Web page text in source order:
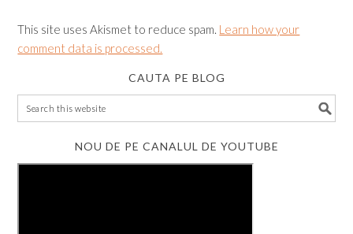
This site uses Akismet to reduce spam. Learn how your
comment data is processed.
CAUTA PE BLOG
NOU DE PE CANALUL DE YOUTUBE